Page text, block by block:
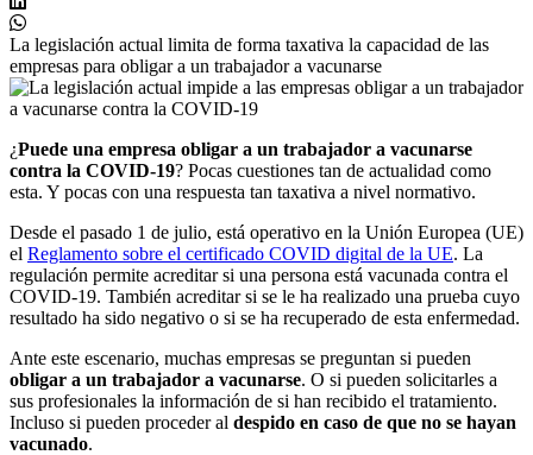
La legislación actual limita de forma taxativa la capacidad de las
empresas para obligar a un trabajador a vacunarse
¿Puede una empresa obligar a un trabajador a vacunarse
contra la COVID-19? Pocas cuestiones tan de actualidad como
esta. Y pocas con una respuesta tan taxativa a nivel normativo.
Desde el pasado 1 de julio, está operativo en la Unión Europea (UE)
el Reglamento sobre el certificado COVID digital de la UE. La
regulación permite acreditar si una persona está vacunada contra el
COVID-19. También acreditar si se le ha realizado una prueba cuyo
resultado ha sido negativo o si se ha recuperado de esta enfermedad.
Ante este escenario, muchas empresas se preguntan si pueden
obligar a un trabajador a vacunarse. O si pueden solicitarles a
sus profesionales la información de si han recibido el tratamiento.
Incluso si pueden proceder al despido en caso de que no se hayan
vacunado.